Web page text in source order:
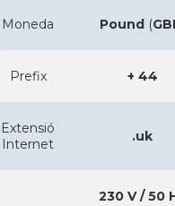
Moneda Pound (
Prefix + 44
Extensió
Internet
.uk
230 V / 50